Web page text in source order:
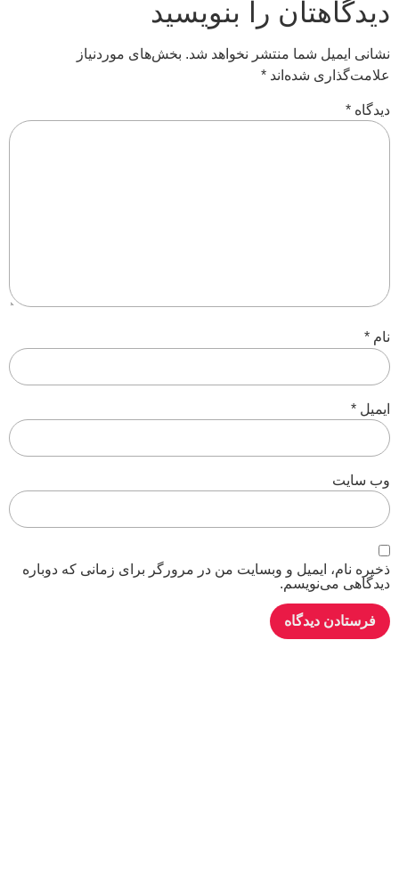
دیدگاهتان را بنویسید
نشانی ایمیل شما منتشر نخواهد شد. بخش‌های موردنیاز
علامت‌گذاری شده‌اند *
دیدگاه *
نام *
ایمیل *
وب‌ سایت
ذخیره نام، ایمیل و وبسایت من در مرورگر برای زمانی که دوباره
دیدگاهی می‌نویسم.